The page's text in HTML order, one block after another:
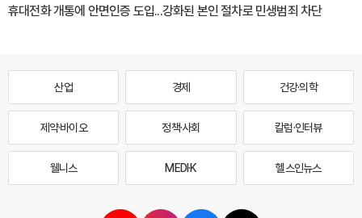
휴대전화 개통에 안면인증 도입...강화된 본인 절차로 민생범죄 차단
산업 경제 건강·의학
제약·바이오 정책·사회 칼럼·인터뷰
웰니스 MEDI·K 헬스인뉴스